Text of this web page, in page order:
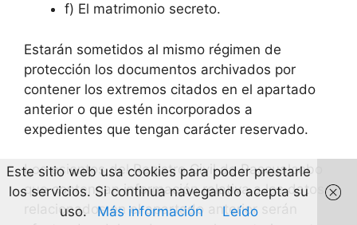
f) El matrimonio secreto.
Estarán sometidos al mismo régimen de
protección los documentos archivados por
contener los extremos citados en el apartado
anterior o que estén incorporados a
expedientes que tengan carácter reservado.
Los asientos del Registro Civil de Pascualcobo
que contengan información relativa a los datos
relacionados en el apartado anterior serán
Este sitio web usa cookies para poder prestarle
los servicios. Si continua navegando acepta su
uso.
Más información Leído